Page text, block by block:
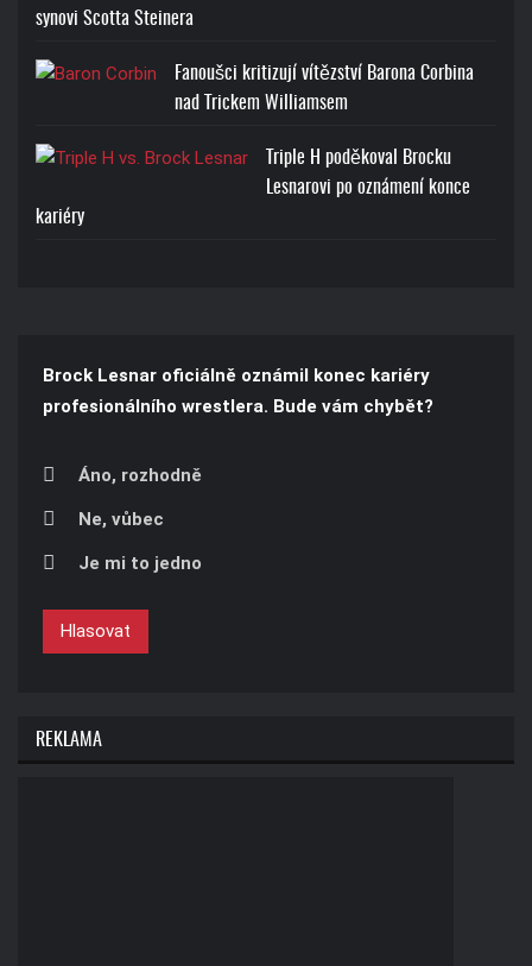
synovi Scotta Steinera
Fanoušci kritizují vítězství Barona Corbina
nad Trickem Williamsem
Triple H poděkoval Brocku
Lesnarovi po oznámení konce
kariéry
Brock Lesnar oficiálně oznámil konec kariéry
profesionálního wrestlera. Bude vám chybět?
Áno, rozhodně
Ne, vůbec
Je mi to jedno
Hlasovat
REKLAMA